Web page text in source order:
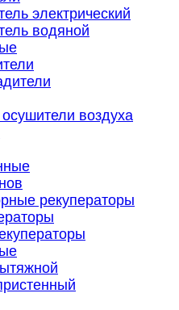
электрический
водяной
воздуха
рекуператоры